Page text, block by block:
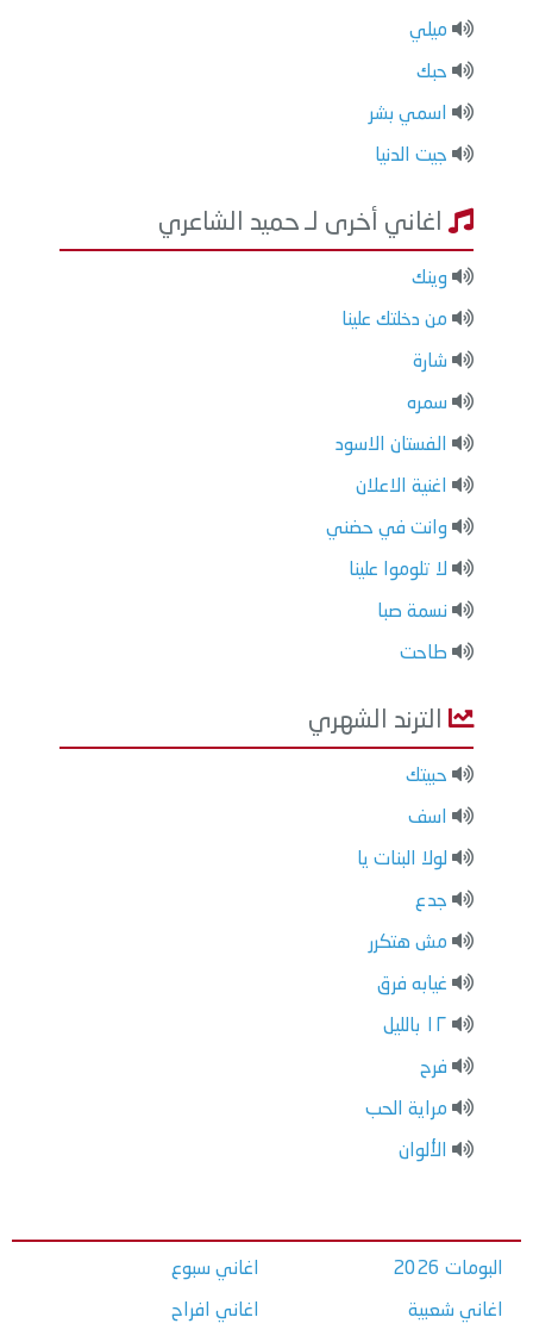
ميلي
حبك
اسمي بشر
جيت الدنيا
اغاني أخرى لـ حميد الشاعري
وينك
من دخلتك علينا
شارة
سمره
الفستان الاسود
اغنية الاعلان
وانت في حضني
لا تلوموا علينا
نسمة صبا
طاحت
الترند الشهري
حبيتك
اسف
لولا البنات يا
جدع
مش هتكرر
غيابه فرق
١٢ بالليل
فرح
مراية الحب
الألوان
البومات 2026
اغاني شعبية
اغاني سبوع
اغاني افراح